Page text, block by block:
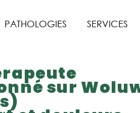
PATHOLOGIES SERVICES
sur